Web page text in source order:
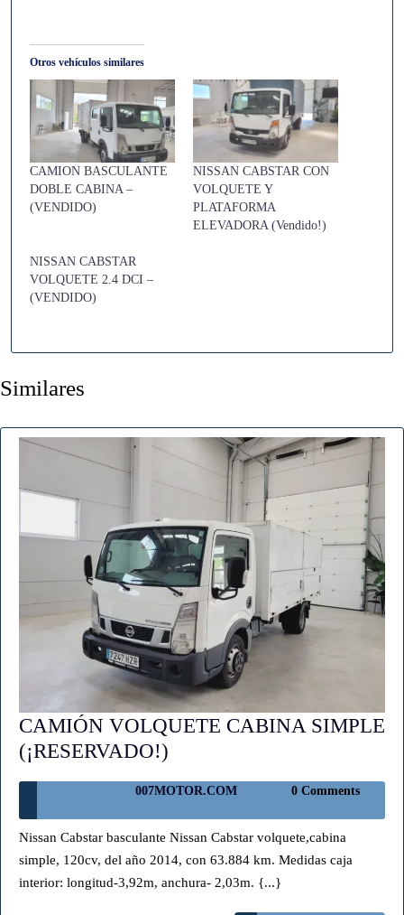
Otros vehículos similares
CAMION BASCULANTE
DOBLE CABINA –
(VENDIDO)
NISSAN CABSTAR CON
VOLQUETE Y
PLATAFORMA
ELEVADORA (Vendido!)
NISSAN CABSTAR
VOLQUETE 2.4 DCI –
(VENDIDO)
Similares
CAMIÓN VOLQUETE CABINA SIMPLE
(¡RESERVADO!)
CABINA
SIMPLE
(¡RESERVADO!)
007MOTOR.COM 007MOTOR.COM
0 Comments
Nissan Cabstar basculante Nissan Cabstar volquete,cabina
simple, 120cv, del año 2014, con 63.884 km. Medidas caja
interior: longitud-3,92m, anchura- 2,03m. {...}